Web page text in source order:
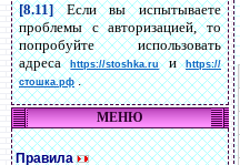
[8.11]Если вы испытываете
проблемы с авторизацией, то
попробуйте использовать
адресаhttps://stoshka.ruиhttps://
стошка.рф.
МЕНЮ
Правила